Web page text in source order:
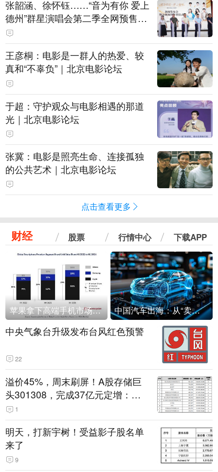
张韶涵、徐怀钰……“音为有你 爱上
德州”群星演唱会第二季全网预售开
票
王彦桐：电影是一群人的热爱、较
真和“不辜负”｜北京电影论坛
于超：守护观众与电影相遇的那道
光｜北京电影论坛
张冀：电影是照亮生命、连接孤独
的公共艺术｜北京电影论坛
点击查看更多
财经 股票 行情中心 下载APP
苹果拿下高端手机市场65%的份额：iPhone 17系列功不可没 中国汽车出海：从“卖出去”到“走进去”
中央气象台升级发布台风红色预警
22
溢价45%，周末刷屏！A股存储巨
头301308，完成37亿元定增：现
价386.6元，定增价560元
1
明天，打新宇树！受益影子股名单
来了
9